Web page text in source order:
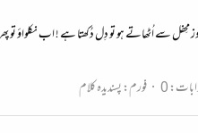
محِفل سے اُٹھاتے ہو تو دِل دُکھتا ہے ! اب نکلواؤ
0 فورم:پسندیدہ کلام